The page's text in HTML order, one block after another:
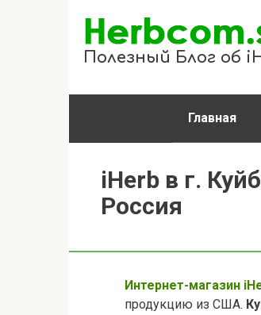
Полезный Блог об
Главная
iHerb в г.
Россия
Интернет-магазин
продукцию из США.